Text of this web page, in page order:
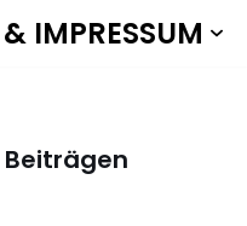
IMPRESSUM
Beiträgen